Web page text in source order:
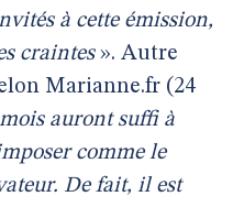
à cette émission,
craintes». Autre
Marianne.fr (24
auront suffi à
comme le
De fait, il est